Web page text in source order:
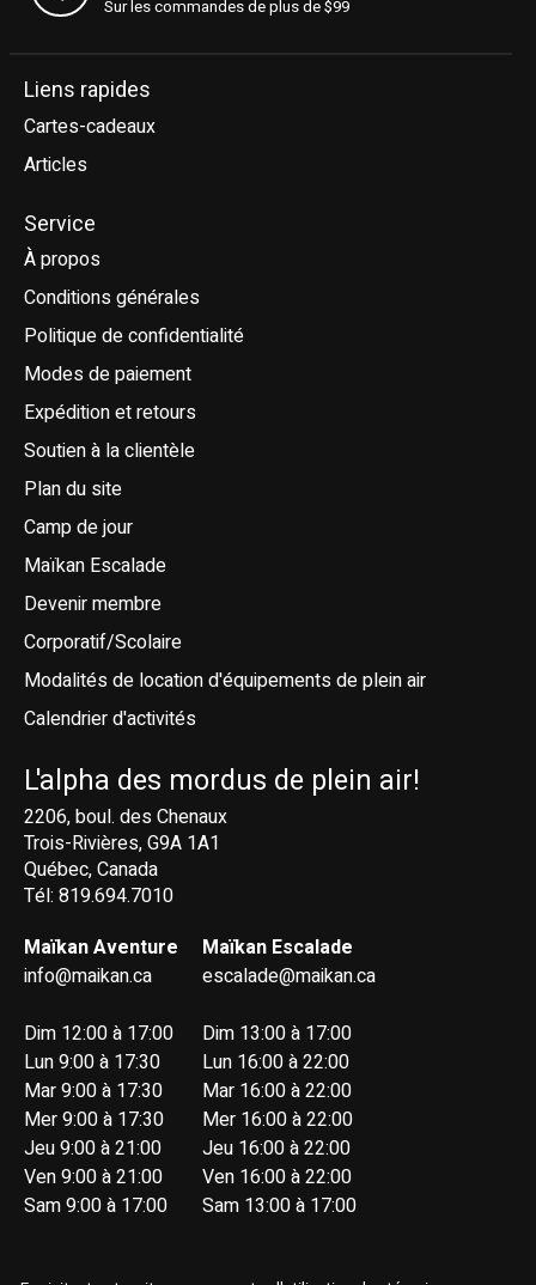
Sur les commandes de plus de $99
Liens rapides
Cartes-cadeaux
Articles
Service
À propos
Conditions générales
Politique de confidentialité
Modes de paiement
Expédition et retours
Soutien à la clientèle
Plan du site
Camp de jour
Maïkan Escalade
Devenir membre
Corporatif/Scolaire
Modalités de location d'équipements de plein air
Calendrier d'activités
L'alpha des mordus de plein air!
2206, boul. des Chenaux
Trois-Rivières, G9A 1A1
Québec, Canada
Tél: 819.694.7010
Maïkan Aventure
info@maikan.ca
Dim 12:00 à 17:00
Lun 9:00 à 17:30
Mar 9:00 à 17:30
Mer 9:00 à 17:30
Jeu 9:00 à 21:00
Ven 9:00 à 21:00
Sam 9:00 à 17:00
Maïkan Escalade
escalade@maikan.ca
Dim 13:00 à 17:00
Lun 16:00 à 22:00
Mar 16:00 à 22:00
Mer 16:00 à 22:00
Jeu 16:00 à 22:00
Ven 16:00 à 22:00
Sam 13:00 à 17:00